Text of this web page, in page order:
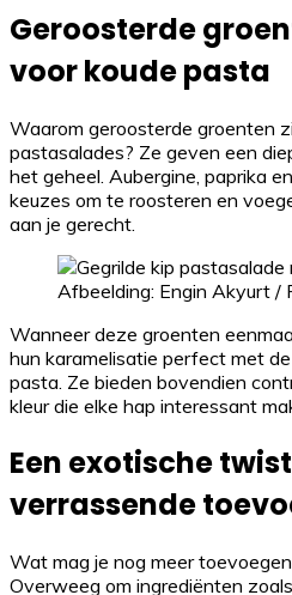
Geroosterde
voor koude pasta
Waarom geroosterde groenten
pastasalades? Ze geven een
het geheel. Aubergine, paprika
keuzes om te roosteren en
aan je gerecht.
Afbeelding: Engin Akyurt /
Wanneer deze groenten
hun karamelisatie perfect met
pasta. Ze bieden bovendien
kleur die elke hap interessant
Een exotische
verrassende
Wat mag je nog meer
Overweeg om ingrediënten